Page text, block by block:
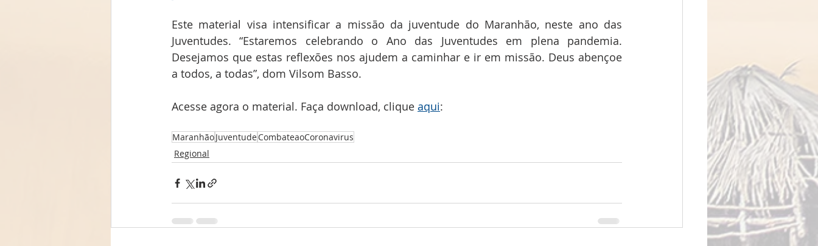
Este material visa intensificar a missão da juventude do Maranhão, neste ano das
Juventudes. “Estaremos celebrando o Ano das Juventudes em plena pandemia.
Desejamos que estas reflexões nos ajudem a caminhar e ir em missão. Deus abençoe
a todos, a todas”, dom Vilsom Basso.
Acesse agora o material. Faça download, clique aqui:
MaranhãoJuventudeCombateaoCoronavirus
Regional